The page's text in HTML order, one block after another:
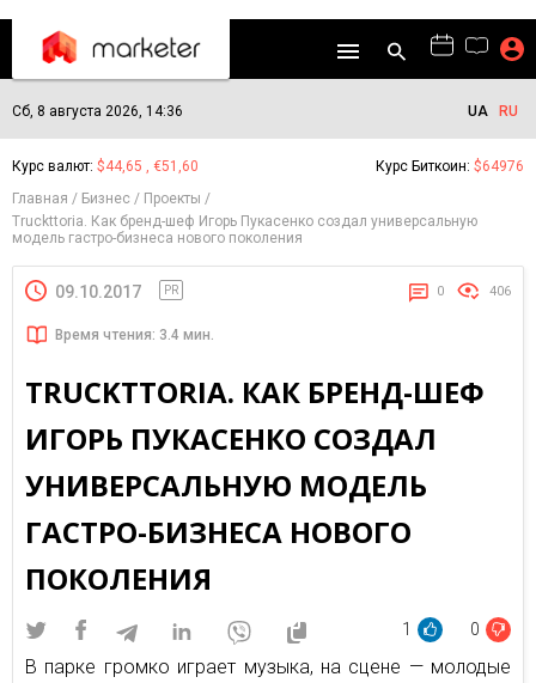
Сб, 8 августа 2026, 14:36 UA RU
Курс валют: $44,65 , €51,60 Курс Биткоин: $64976
Главная
Бизнес
Проекты
Truckttoria. Как бренд-шеф Игорь Пукасенко создал универсальную
модель гастро-бизнеса нового поколения
09.10.2017 PR 0 406
Время чтения: 3.4 мин.
TRUCKTTORIA. КАК БРЕНД-ШЕФ
ИГОРЬ ПУКАСЕНКО СОЗДАЛ
УНИВЕРСАЛЬНУЮ МОДЕЛЬ
ГАСТРО-БИЗНЕСА НОВОГО
ПОКОЛЕНИЯ
1 0
В парке громко играет музыка, на сцене — молодые